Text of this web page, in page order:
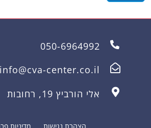
050-6964992
info@cva-center.co.il
אלי הורביץ 19, רחובות